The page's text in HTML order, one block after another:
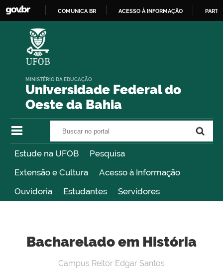
COMUNICA BR ACESSO À INFORMAÇÃO
Universidade Federal do
Oeste da Bahia
MINISTÉRIO DA EDUCAÇÃO
Estude na UFOB
Pesquisa
Extensão e Cultura
Acesso à Informação
Ouvidoria
Estudantes Servidores
Bacharelado em História
Campus Reitor Edgar Santos